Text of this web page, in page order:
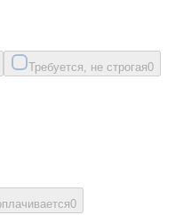
Требуется, не строгая0
0